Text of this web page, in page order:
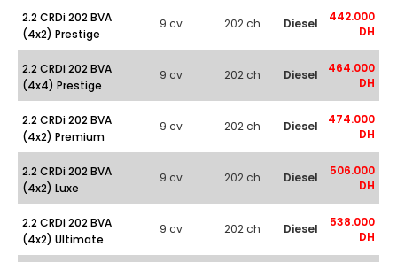
2.2 CRDi 202 BVA
(4x2) Prestige
9 cv 202 ch Diesel
442.000
DH
2.2 CRDi 202 BVA
(4x4) Prestige
9 cv 202 ch Diesel
464.000
DH
2.2 CRDi 202 BVA
(4x2) Premium
9 cv 202 ch Diesel
474.000
DH
2.2 CRDi 202 BVA
(4x2) Luxe
9 cv 202 ch Diesel
506.000
DH
2.2 CRDi 202 BVA
(4x2) Ultimate
9 cv 202 ch Diesel
538.000
DH